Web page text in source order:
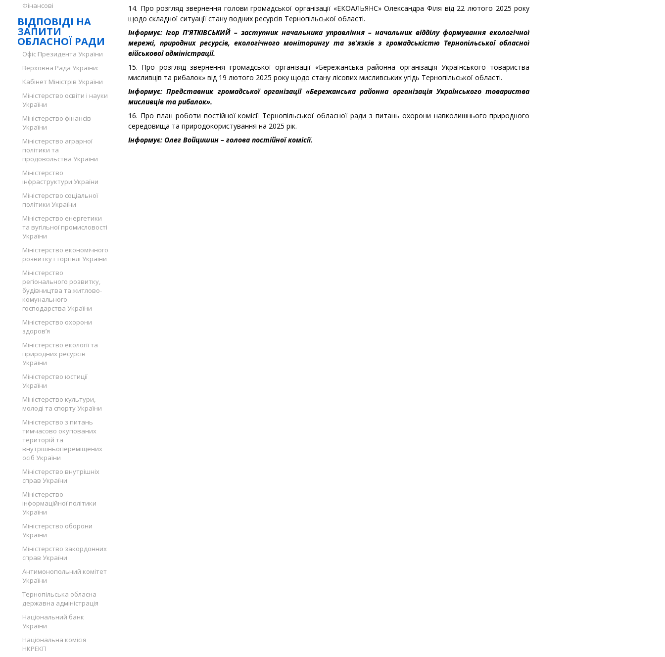
Фінансові
ВІДПОВІДІ НА
ЗАПИТИ
ОБЛАСНОЇ РАДИ
Офіс Президента України
Верховна Рада України:
Кабінет Міністрів України
Міністерство освіти і науки
України
Міністерство фінансів
України
Міністерство аграрної
політики та
продовольства України
Міністерство
інфраструктури України
Міністерство соціальної
політики України
Міністерство енергетики
та вугільної промисловості
України
Міністерство економічного
розвитку і торгівлі України
Міністерство
регіонального розвитку,
будівництва та житлово-
комунального
господарства України
Міністерство охорони
здоров’я
Міністерство екології та
природних ресурсів
України
Міністерство юстиції
України
Міністерство культури,
молоді та спорту України
Міністерство з питань
тимчасово окупованих
територій та
внутрішньопереміщених
осіб України
Міністерство внутрішніх
справ України
Міністерство
інформаційної політики
України
Міністерство оборони
України
Міністерство закордонних
справ України
Антимонопольний комітет
України
Тернопільська обласна
державна адміністрація
Національний банк
України
Національна комісія
НКРЕКП
14. Про розгляд звернення голови громадської організації «ЕКОАЛЬЯНС» Олександра Філя від 22 лютого 2025 року
щодо складної ситуації стану водних ресурсів Тернопільської області.
Інформує: Ігор П’ЯТКІВСЬКИЙ – заступник начальника управління – начальник відділу формування екологічної
мережі, природних ресурсів, екологічного моніторингу та зв’язків з громадськістю Тернопільської обласної
військової адміністрації.
15. Про розгляд звернення громадської організації «Бережанська районна організація Українського товариства
мисливців та рибалок» від 19 лютого 2025 року щодо стану лісових мисливських угідь Тернопільської області.
Інформує: Представник громадської організації «Бережанська районна організація Українського товариства
мисливців та рибалок».
16. Про план роботи постійної комісії Тернопільської обласної ради з питань охорони навколишнього природного
середовища та природокористування на 2025 рік.
Інформує: Олег Войцишин – голова постійної комісії.